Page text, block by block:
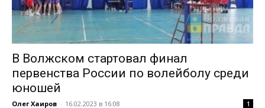
В Волжском стартовал финал
первенства России по волейболу среди
юношей
Олег Хаиров - 16.02.2023 в 16:08 1